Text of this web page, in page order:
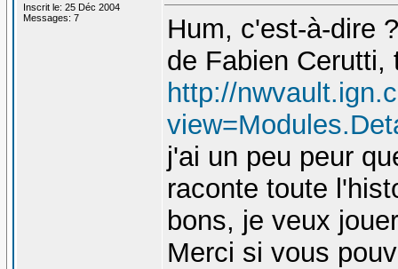
Inscrit le: 25 Déc 2004
Messages: 7
Hum, c'est-à-dire
de Fabien Cerutti,
http://
j'ai un peu peur
raconte toute
bons, je veux
Merci si vous